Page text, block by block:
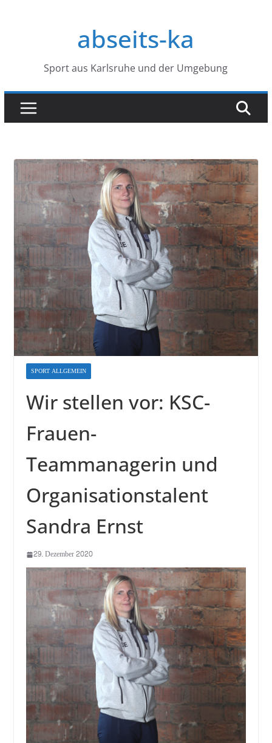
abseits-ka
Sport aus Karlsruhe und der Umgebung
SPORT ALLGEMEIN
Wir stellen vor: KSC-
Frauen-
Teammanagerin und
Organisationstalent
Sandra Ernst
29. Dezember 2020